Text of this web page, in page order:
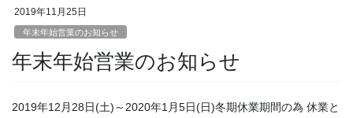
2019年11月25日
年末年始営業のお知らせ
年末年始営業のお知らせ
2019年12月28日(土)～2020年1月5日(日)冬期休業期間の為 休業と